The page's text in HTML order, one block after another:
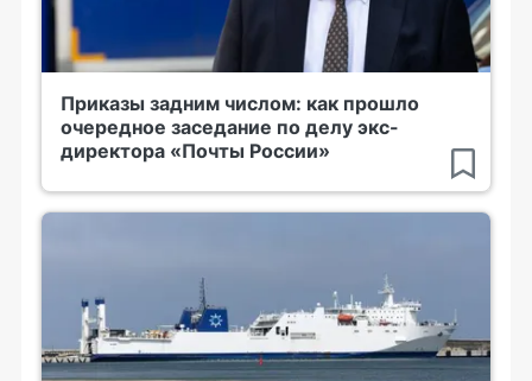
Приказы задним числом: как прошло
очередное заседание по делу экс-
директора «Почты России»